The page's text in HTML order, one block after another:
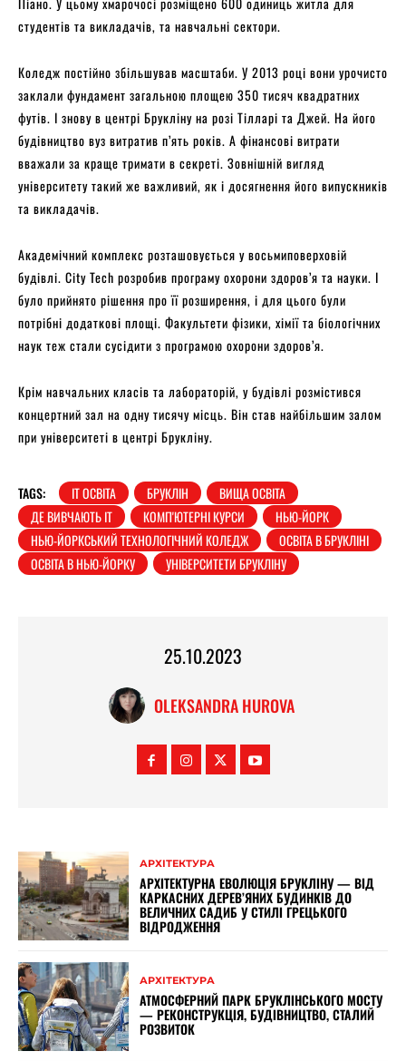
студентів та викладачів, та навчальні сектори.
Коледж постійно збільшував масштаби. У 2013 році вони урочисто
заклали фундамент загальною площею 350 тисяч квадратних
футів. І знову в центрі Брукліну на розі Тілларі та Джей. На його
будівництво вуз витратив п’ять років. А фінансові витрати
вважали за краще тримати в секреті. Зовнішній вигляд
університету такий же важливий, як і досягнення його випускників
та викладачів.
Академічний комплекс розташовується у восьмиповерховій
будівлі. City Tech розробив програму охорони здоров’я та науки. І
було прийнято рішення про її розширення, і для цього були
потрібні додаткові площі. Факультети фізики, хімії та біологічних
наук теж стали сусідити з програмою охорони здоров’я.
Крім навчальних класів та лабораторій, у будівлі розмістився
концертний зал на одну тисячу місць. Він став найбільшим залом
при університеті в центрі Брукліну.
TAGS: IT ОСВІТА БРУКЛІН
ВИЩА ОСВІТА
ДЕ ВИВЧАЮТЬ IT
КОМП'ЮТЕРНІ КУРСИ
НЬЮ-ЙОРК
НЬЮ-ЙОРКСЬКИЙ ТЕХНОЛОГІЧНИЙ КОЛЕДЖ
ОСВІТА В БРУКЛІНІ
ОСВІТА В НЬЮ-ЙОРКУ
УНІВЕРСИТЕТИ БРУКЛІНУ
25.10.2023
OLEKSANDRA HUROVA
АРХІТЕКТУРА
АРХІТЕКТУРНА ЕВОЛЮЦІЯ БРУКЛІНУ — ВІД
КАРКАСНИХ ДЕРЕВ’ЯНИХ БУДИНКІВ ДО
ВЕЛИЧНИХ САДИБ У СТИЛІ ГРЕЦЬКОГО
ВІДРОДЖЕННЯ
АРХІТЕКТУРА
АТМОСФЕРНИЙ ПАРК БРУКЛІНСЬКОГО МОСТУ
— РЕКОНСТРУКЦІЯ, БУДІВНИЦТВО, СТАЛИЙ
РОЗВИТОК